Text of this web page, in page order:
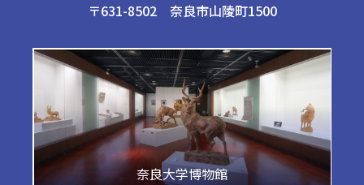
〒631-8502 奈良市山陵町1500
奈良大学博物館